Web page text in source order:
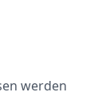
werden